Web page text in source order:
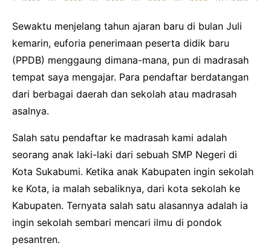
Sewaktu menjelang tahun ajaran baru di bulan Juli
kemarin, euforia penerimaan peserta didik baru
(PPDB) menggaung dimana-mana, pun di madrasah
tempat saya mengajar. Para pendaftar berdatangan
dari berbagai daerah dan sekolah atau madrasah
asalnya.
Salah satu pendaftar ke madrasah kami adalah
seorang anak laki-laki dari sebuah SMP Negeri di
Kota Sukabumi. Ketika anak Kabupaten ingin sekolah
ke Kota, ia malah sebaliknya, dari kota sekolah ke
Kabupaten. Ternyata salah satu alasannya adalah ia
ingin sekolah sembari mencari ilmu di pondok
pesantren.